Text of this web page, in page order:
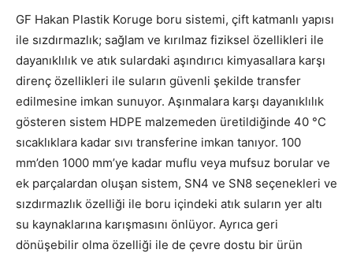
GF Hakan Plastik Koruge boru sistemi, çift katmanlı yapısı
ile sızdırmazlık; sağlam ve kırılmaz fiziksel özellikleri ile
dayanıklılık ve atık sulardaki aşındırıcı kimyasallara karşı
direnç özellikleri ile suların güvenli şekilde transfer
edilmesine imkan sunuyor. Aşınmalara karşı dayanıklılık
gösteren sistem HDPE malzemeden üretildiğinde 40 °C
sıcaklıklara kadar sıvı transferine imkan tanıyor. 100
mm’den 1000 mm’ye kadar muflu veya mufsuz borular ve
ek parçalardan oluşan sistem, SN4 ve SN8 seçenekleri ve
sızdırmazlık özelliği ile boru içindeki atık suların yer altı
su kaynaklarına karışmasını önlüyor. Ayrıca geri
dönüşebilir olma özelliği ile de çevre dostu bir ürün